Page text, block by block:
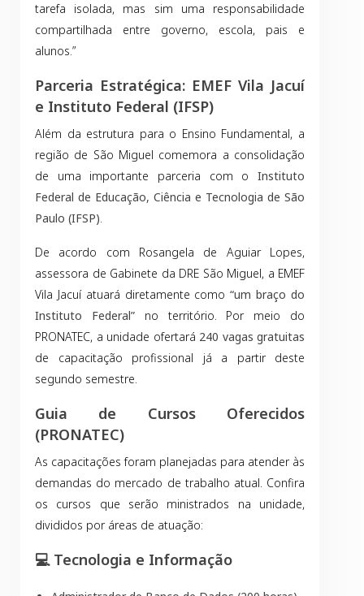
tarefa isolada, mas sim uma responsabilidade
compartilhada entre governo, escola, pais e
alunos.”
Parceria Estratégica: EMEF Vila Jacuí
e Instituto Federal (IFSP)
Além da estrutura para o Ensino Fundamental, a
região de São Miguel comemora a consolidação
de uma importante parceria com o Instituto
Federal de Educação, Ciência e Tecnologia de São
Paulo (IFSP).
De acordo com Rosangela de Aguiar Lopes,
assessora de Gabinete da DRE São Miguel, a EMEF
Vila Jacuí atuará diretamente como“um braço do
Instituto Federal”no território. Por meio do
PRONATEC, a unidade ofertará 240 vagas gratuitas
de capacitação profissional já a partir deste
segundo semestre.
Guia de Cursos Oferecidos
(PRONATEC)
As capacitações foram planejadas para atender às
demandas do mercado de trabalho atual. Confira
os cursos que serão ministrados na unidade,
divididos por áreas de atuação:
💻 Tecnologia e Informação